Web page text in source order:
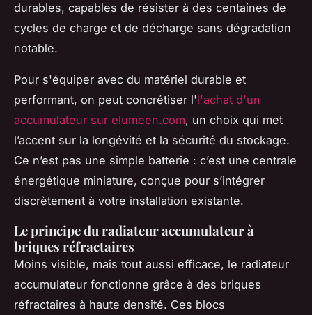
durables, capables de résister à des centaines de
cycles de charge et de décharge sans dégradation
notable.
Pour s'équiper avec du matériel durable et
performant, on peut concrétiser l'l'achat d'un
accumulateur sur elumeen.com, un choix qui met
l’accent sur la longévité et la sécurité du stockage.
Ce n’est pas une simple batterie : c’est une centrale
énergétique miniature, conçue pour s’intégrer
discrètement à votre installation existante.
Le principe du radiateur accumulateur à
briques réfractaires
Moins visible, mais tout aussi efficace, le radiateur
accumulateur fonctionne grâce à des briques
réfractaires à haute densité. Ces blocs